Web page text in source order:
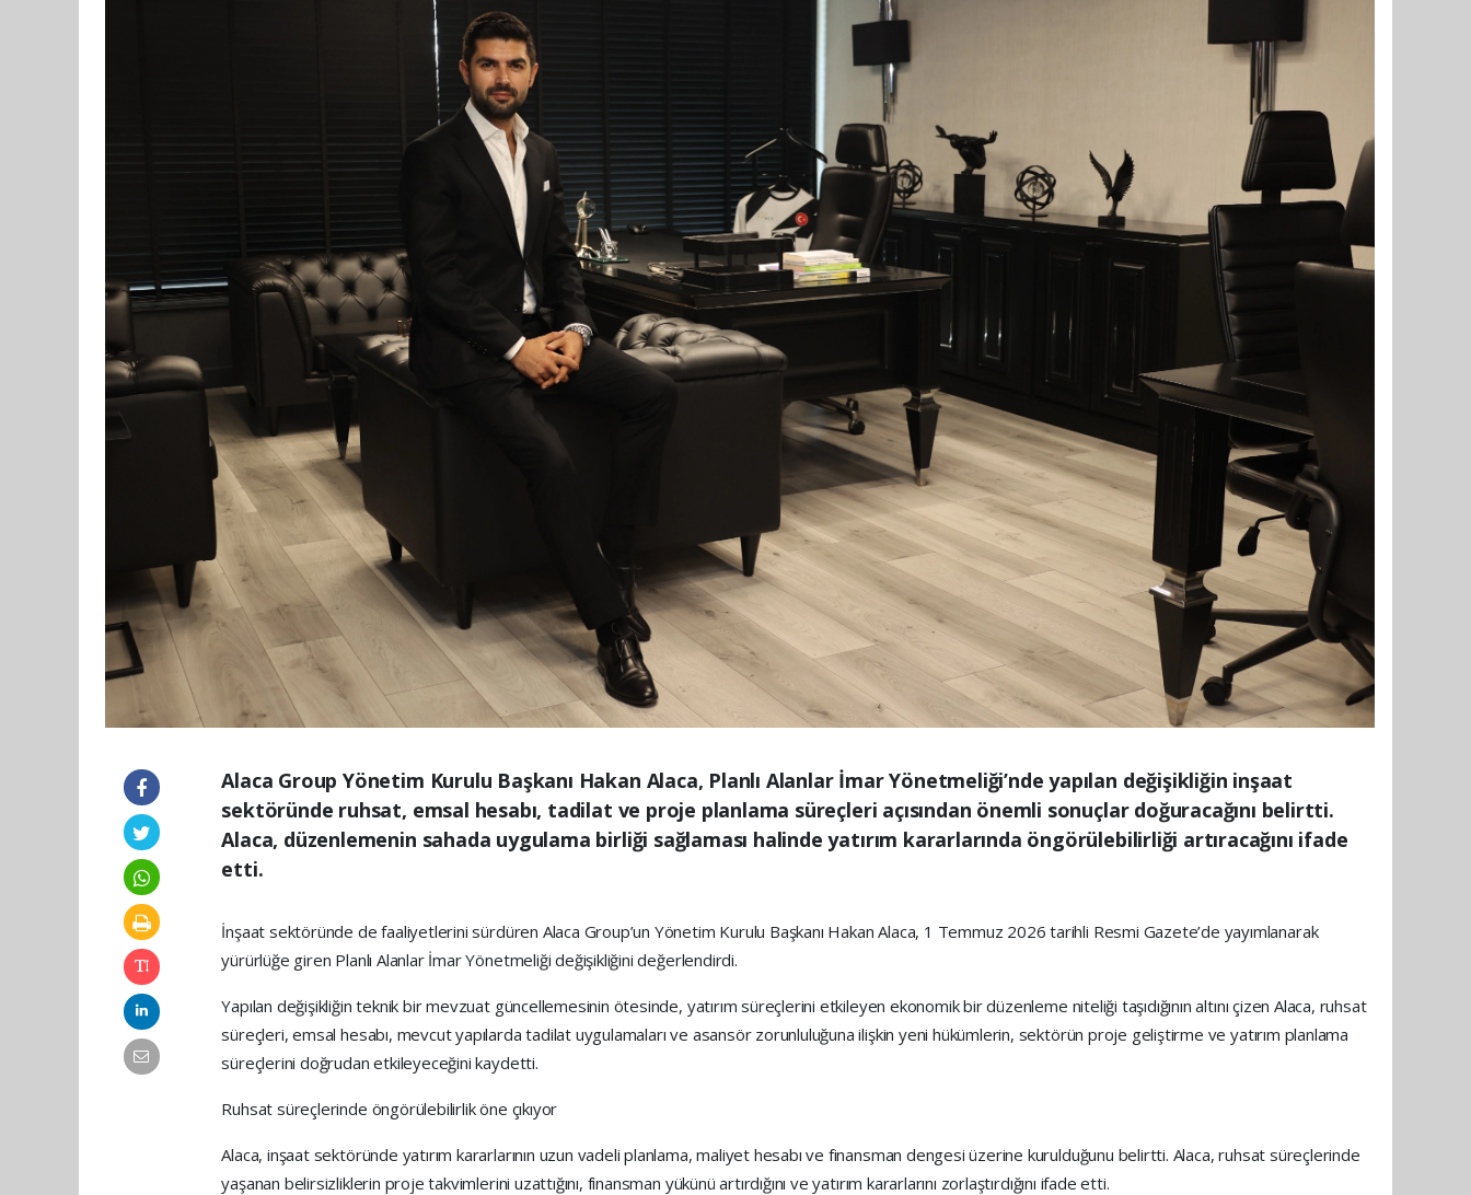
Alaca Group Yönetim Kurulu Başkanı Hakan Alaca, Planlı Alanlar İmar Yönetmeliği’nde yapılan değişikliğin inşaat
sektöründe ruhsat, emsal hesabı, tadilat ve proje planlama süreçleri açısından önemli sonuçlar doğuracağını belirtti.
Alaca, düzenlemenin sahada uygulama birliği sağlaması halinde yatırım kararlarında öngörülebilirliği artıracağını ifade
etti.
İnşaat sektöründe de faaliyetlerini sürdüren Alaca Group’un Yönetim Kurulu Başkanı Hakan Alaca, 1 Temmuz 2026 tarihli Resmi Gazete’de yayımlanarak
yürürlüğe giren Planlı Alanlar İmar Yönetmeliği değişikliğini değerlendirdi.
Yapılan değişikliğin teknik bir mevzuat güncellemesinin ötesinde, yatırım süreçlerini etkileyen ekonomik bir düzenleme niteliği taşıdığının altını çizen Alaca, ruhsat
süreçleri, emsal hesabı, mevcut yapılarda tadilat uygulamaları ve asansör zorunluluğuna ilişkin yeni hükümlerin, sektörün proje geliştirme ve yatırım planlama
süreçlerini doğrudan etkileyeceğini kaydetti.
Ruhsat süreçlerinde öngörülebilirlik öne çıkıyor
Alaca, inşaat sektöründe yatırım kararlarının uzun vadeli planlama, maliyet hesabı ve finansman dengesi üzerine kurulduğunu belirtti. Alaca, ruhsat süreçlerinde
yaşanan belirsizliklerin proje takvimlerini uzattığını, finansman yükünü artırdığını ve yatırım kararlarını zorlaştırdığını ifade etti.